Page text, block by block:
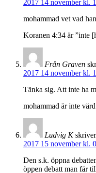
2017 14 november kl.
mohammad vet vad
Koranen 4:34 är ”inte
Från Graven
2017 14 november kl.
Tänka sig. Att inte ha
mohammad är inte
Ludvig K
2017 15 november kl.
Den s.k. öppna
öppen debatt man får